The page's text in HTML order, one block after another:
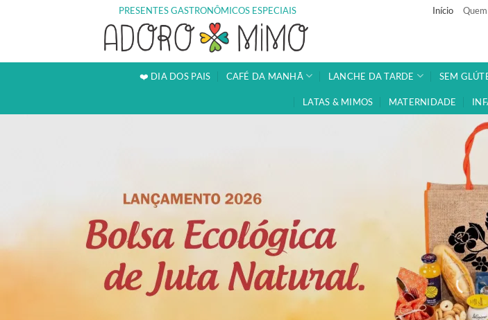
PRESENTES GASTRONÔMICOS ESPECIAIS Início
❤️ DIA DOS PAIS CAFÉ DA MANHÃ LANCHE DA TARDE SEM
LATAS & MIMOS MATERNIDADE